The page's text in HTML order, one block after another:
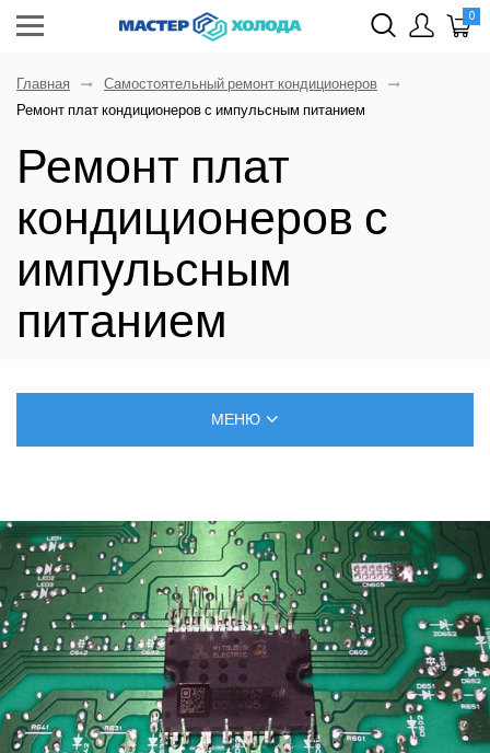
0
Главная
Самостоятельный ремонт кондиционеров
Ремонт плат кондиционеров с импульсным питанием
Ремонт плат
кондиционеров с
импульсным
питанием
МЕНЮ
САМОСТОЯТЕЛЬНЫЙ МОНТАЖ КОНДИЦИОНЕРОВ
ПОЗНАВАТЕЛЬНЫЕ СТАТЬИ
ИНВЕРТОРНЫЕ КОНДИЦИОНЕРЫ
СПРАВОЧНЫЕ МАТЕРИАЛЫ
КОНДИЦИОНИРОВАНИЕ СЕРВЕРНОЙ